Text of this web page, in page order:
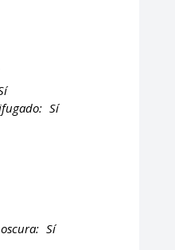
Sí
Sí